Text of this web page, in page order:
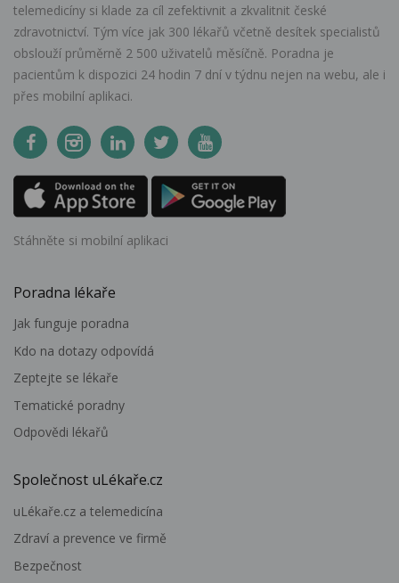
telemedicíny si klade za cíl zefektivnit a zkvalitnit české
zdravotnictví. Tým více jak 300 lékařů včetně desítek specialistů
obslouží průměrně 2 500 uživatelů měsíčně. Poradna je
pacientům k dispozici 24 hodin 7 dní v týdnu nejen na webu, ale i
přes mobilní aplikaci.
Stáhněte si mobilní aplikaci
Poradna lékaře
Jak funguje poradna
Kdo na dotazy odpovídá
Zeptejte se lékaře
Tematické poradny
Odpovědi lékařů
Společnost uLékaře.cz
uLékaře.cz a telemedicína
Zdraví a prevence ve firmě
Bezpečnost